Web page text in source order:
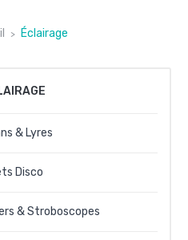
Éclairage
& Lyres
Disco
& Stroboscopes